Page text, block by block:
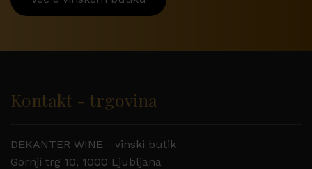
Kontakt - trgovina
DEKANTER WINE - vinski butik
Gornji trg 10, 1000 Ljubljana